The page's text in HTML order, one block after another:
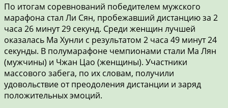
По итогам соревнований победителем мужского
марафона стал Ли Сян, пробежавший дистанцию за 2
часа 26 минут 29 секунд. Среди женщин лучшей
оказалась Ма Хунли с результатом 2 часа 49 минут 24
секунды. В полумарафоне чемпионами стали Ма Лян
(мужчины) и Чжан Цао (женщины). Участники
массового забега, по их словам, получили
удовольствие от преодоления дистанции и заряд
положительных эмоций.